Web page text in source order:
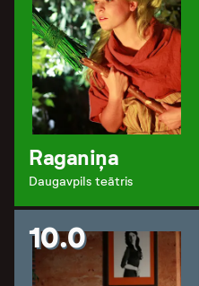
Raganiņa
Daugavpils teātris
10.0